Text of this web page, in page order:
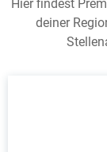
Hier findest
deiner